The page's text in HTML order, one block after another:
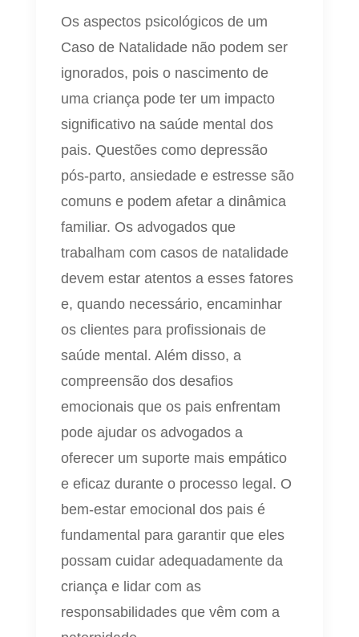
Os aspectos psicológicos de um
Caso de Natalidade não podem ser
ignorados, pois o nascimento de
uma criança pode ter um impacto
significativo na saúde mental dos
pais. Questões como depressão
pós-parto, ansiedade e estresse são
comuns e podem afetar a dinâmica
familiar. Os advogados que
trabalham com casos de natalidade
devem estar atentos a esses fatores
e, quando necessário, encaminhar
os clientes para profissionais de
saúde mental. Além disso, a
compreensão dos desafios
emocionais que os pais enfrentam
pode ajudar os advogados a
oferecer um suporte mais empático
e eficaz durante o processo legal. O
bem-estar emocional dos pais é
fundamental para garantir que eles
possam cuidar adequadamente da
criança e lidar com as
responsabilidades que vêm com a